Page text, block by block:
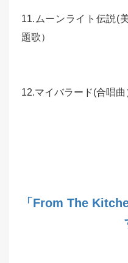
11.ムーンライト伝説(
題歌）
12.マイバラード(合唱曲
「From The